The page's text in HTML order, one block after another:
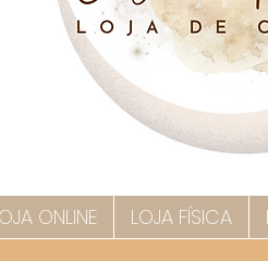
ONLINE LOJA FÍSICA